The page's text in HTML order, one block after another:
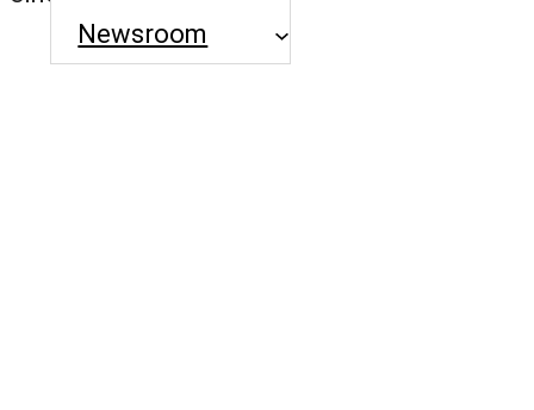
Newsroom